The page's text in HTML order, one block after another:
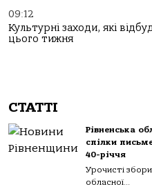
09:12
Культурні заходи, які
цього тижня
СТАТТІ
Рівненська
спілки
40-річчя
Урочисті збори
обласної...